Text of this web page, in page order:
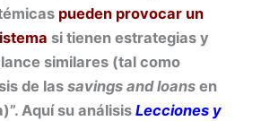
pueden provocar un
si tienen estrategias y
similares (tal como
de lassavings and loans en
Aquí su análisisLecciones y